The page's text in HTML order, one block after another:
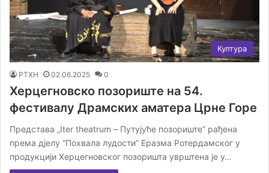
Култура
РТХН 02.06.2025 0
Херцегновско позориште на 54.
фестивалу Драмских аматера Црне Горе
Представa „Iter theatrum – Путујуће позориште” рађена
према дјелу “Похвала лудости” Еразма Ротердамског у
продукцији Херцегновског позоришта уврштена је у…